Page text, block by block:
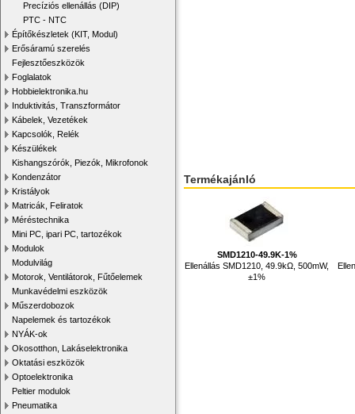
Precíziós ellenállás (DIP)
PTC - NTC
Építőkészletek (KIT, Modul)
Erősáramú szerelés
Fejlesztőeszközök
Foglalatok
Hobbielektronika.hu
Induktivitás, Transzformátor
Kábelek, Vezetékek
Kapcsolók, Relék
Készülékek
Kishangszórók, Piezók, Mikrofonok
Kondenzátor
Kristályok
Matricák, Feliratok
Méréstechnika
Mini PC, ipari PC, tartozékok
Modulok
Modulvilág
Motorok, Ventilátorok, Fűtőelemek
Munkavédelmi eszközök
Műszerdobozok
Napelemek és tartozékok
NYÁK-ok
Okosotthon, Lakáselektronika
Oktatási eszközök
Optoelektronika
Peltier modulok
Pneumatika
Termékajánló
SMD1210-49.9K-1%
Ellenállás SMD1210, 49.9kΩ, 500mW,
±1%